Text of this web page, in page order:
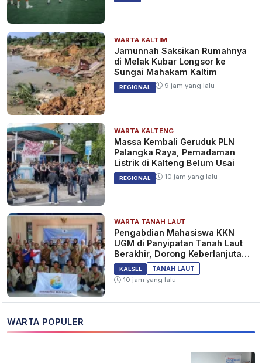
WARTA KALTIM
Jamunnah Saksikan Rumahnya
di Melak Kubar Longsor ke
Sungai Mahakam Kaltim
REGIONAL 9 jam yang lalu
WARTA KALTENG
Massa Kembali Geruduk PLN
Palangka Raya, Pemadaman
Listrik di Kalteng Belum Usai
REGIONAL 10 jam yang lalu
WARTA TANAH LAUT
Pengabdian Mahasiswa KKN
UGM di Panyipatan Tanah Laut
Berakhir, Dorong Keberlanjutan
Program Masyarakat
KALSEL
TANAH LAUT
10 jam yang lalu
WARTA POPULER